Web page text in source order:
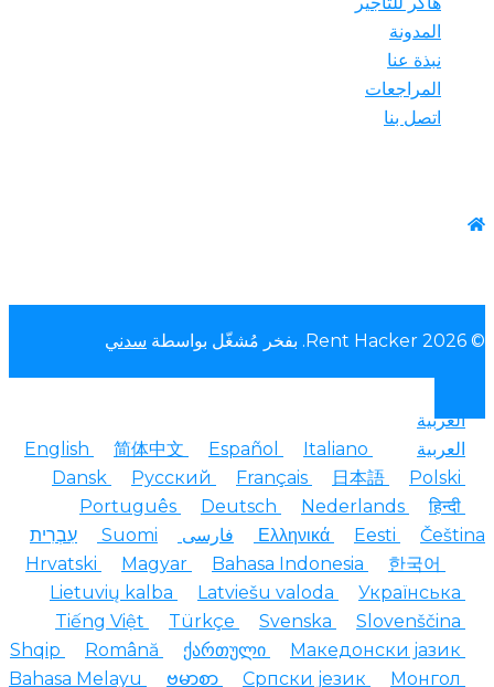
المدونة
نبذة عنا
المراجعات
اتصل بنا
© 2026 Rent Hacker. بفخر مُشغّل بواسطة سدني
العربية
العربية
English 简体中文 Español
Italiano
Dansk
Русский Français 日本語
Polski
Português
Deutsch Nederlands
हिन्दी
Ελληνικά
Eesti Čeština فارسی Suomi
עִבְרִית
Hrvatski
Magyar Bahasa Indonesia
한국어
Lietuvių kalba
Latviešu valoda
Українська
Tiếng Việt
Türkçe Svenska
Slovenščina
Shqip
Română ქართული
Македонски јазик
Bahasa Melayu
ဗမာစာ Српски језик
Монгол